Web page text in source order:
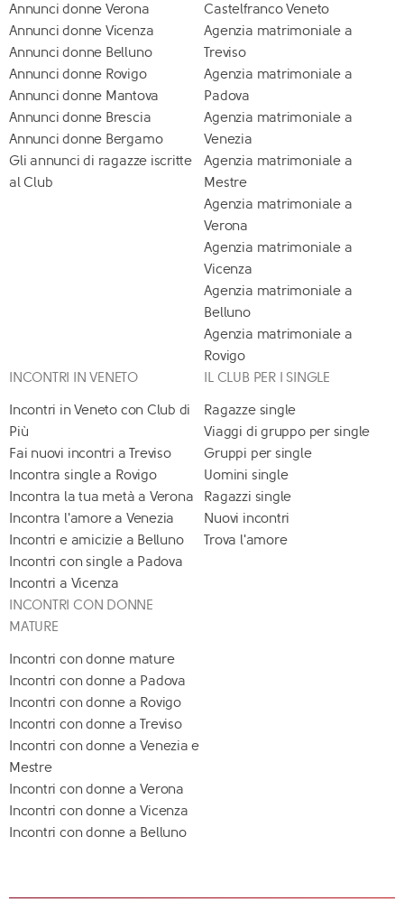
Annunci donne Verona
Annunci donne Vicenza
Annunci donne Belluno
Annunci donne Rovigo
Annunci donne Mantova
Annunci donne Brescia
Annunci donne Bergamo
Gli annunci di ragazze iscritte
al Club
Castelfranco Veneto
Agenzia matrimoniale a
Treviso
Agenzia matrimoniale a
Padova
Agenzia matrimoniale a
Venezia
Agenzia matrimoniale a
Mestre
Agenzia matrimoniale a
Verona
Agenzia matrimoniale a
Vicenza
Agenzia matrimoniale a
Belluno
Agenzia matrimoniale a
Rovigo
INCONTRI IN VENETO
Incontri in Veneto con Club di
Più
Fai nuovi incontri a Treviso
Incontra single a Rovigo
Incontra la tua metà a Verona
Incontra l'amore a Venezia
Incontri e amicizie a Belluno
Incontri con single a Padova
Incontri a Vicenza
IL CLUB PER I SINGLE
Ragazze single
Viaggi di gruppo per single
Gruppi per single
Uomini single
Ragazzi single
Nuovi incontri
Trova l'amore
INCONTRI CON DONNE
MATURE
Incontri con donne mature
Incontri con donne a Padova
Incontri con donne a Rovigo
Incontri con donne a Treviso
Incontri con donne a Venezia e
Mestre
Incontri con donne a Verona
Incontri con donne a Vicenza
Incontri con donne a Belluno